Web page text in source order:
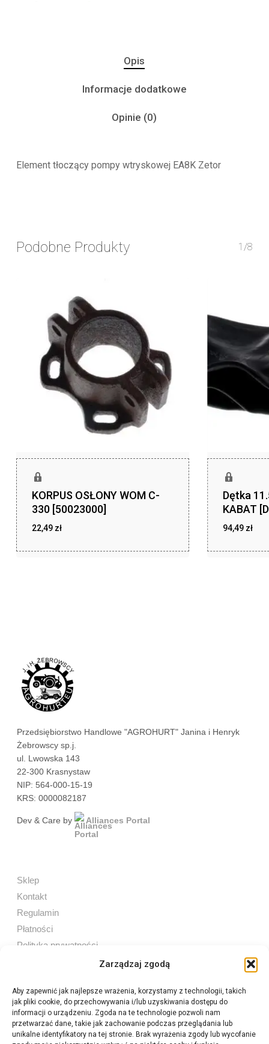
Zarządzaj zgodą
Aby zapewnić jak najlepsze wrażenia, korzystamy z technologii, takich
jak pliki cookie, do przechowywania i/lub uzyskiwania dostępu do
informacji o urządzeniu. Zgoda na te technologie pozwoli nam
przetwarzać dane, takie jak zachowanie podczas przeglądania lub
unikalne identyfikatory na tej stronie. Brak wyrażenia zgody lub wycofanie
Opis
Informacje dodatkowe
Opinie (0)
Element tłoczący pompy wtryskowej EA8K Zetor
Podobne Produkty 1/8
KORPUS OSŁONY WOM C-
330 [50023000]
22,49 zł
Dętka
KABAT
94,49 zł
Przedsiębiorstwo Handlowe "AGROHURT" Janina i Henryk
Żebrowscy sp.j.
ul. Lwowska 143
22-300 Krasnystaw
NIP: 564-000-15-19
KRS: 0000082187
Dev & Care by Alliances Portal
Sklep
Kontakt
Regulamin
Płatności
Polityka prywatności
Sprzedaż internetowa
Tel:605 603 753